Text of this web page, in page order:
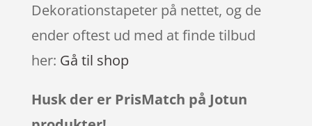
Dekorationstapeter på nettet, og de
ender oftest ud med at finde tilbud
her: Gå til shop
Husk der er PrisMatch på Jotun